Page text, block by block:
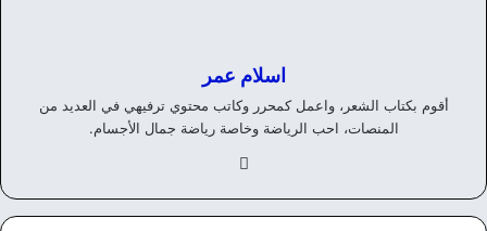
اسلام عمر
أقوم بكتاب الشعر، واعمل كمحرر وكاتب محتوي ترفيهي في العديد من
المنصات، احب الرياضة وخاصة رياضة جمال الأجسام.
وك